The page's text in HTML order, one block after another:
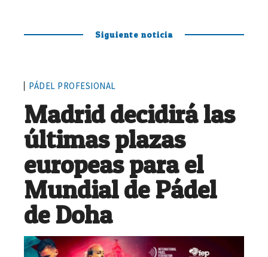
Siguiente noticia
PÁDEL PROFESIONAL
Madrid decidirá las
últimas plazas
europeas para el
Mundial de Pádel
de Doha